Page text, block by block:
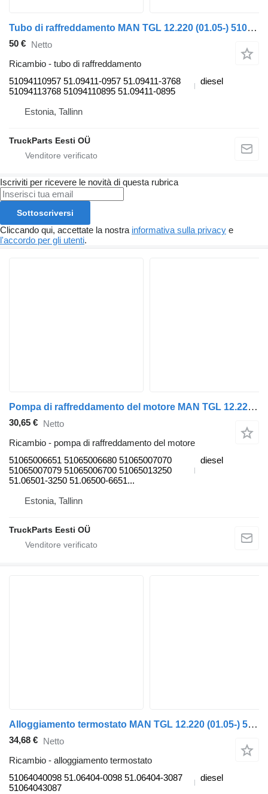
Tubo di raffreddamento MAN TGL 12.220 (01.05-) 51094110957 per trattore stradale MAN TGL, TGM, TGS, TGX (2005-2021)
50 € Netto
Ricambio - tubo di raffreddamento
51094110957 51.09411-0957 51.09411-3768
51094113768 51094110895 51.09411-0895
diesel
Estonia, Tallinn
TruckParts Eesti OÜ
Iscriviti per ricevere le novità di questa rubrica
Sottoscriversi
Cliccando qui, accettate la nostra informativa sulla privacy e
l'accordo per gli utenti.
Pompa di raffreddamento del motore MAN TGL 12.220 (01.05-) 51065006651 per trattore stradale MAN TGL, TGM, TGS, TGX (2005-2021)
30,65 € Netto
Ricambio - pompa di raffreddamento del motore
51065006651 51065006680 51065007070
51065007079 51065006700 51065013250
51.06501-3250 51.06500-6651...
diesel
Estonia, Tallinn
TruckParts Eesti OÜ
Alloggiamento termostato MAN TGL 12.220 (01.05-) 51064040098 per trattore stradale MAN TGL, TGM, TGS, TGX (2005-2021)
34,68 € Netto
Ricambio - alloggiamento termostato
51064040098 51.06404-0098 51.06404-3087
51064043087
diesel